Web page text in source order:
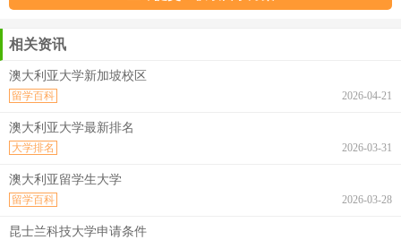
相关资讯
澳大利亚大学新加坡校区
2026-04-21
留学百科
澳大利亚大学最新排名
2026-03-31
大学排名
澳大利亚留学生大学
2026-03-28
留学百科
昆士兰科技大学申请条件